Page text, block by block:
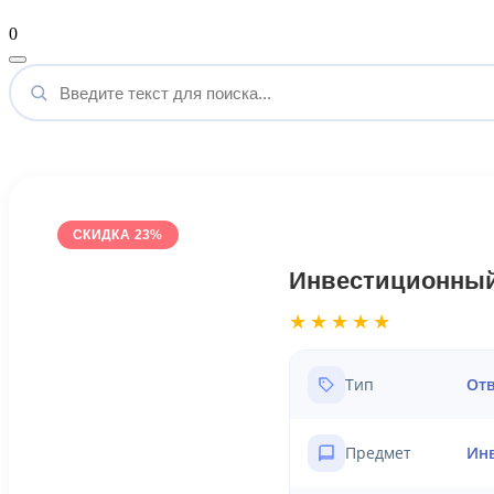
0
Введите
текст
для
СКИДКА 23%
★★★★★
Тип
Предмет